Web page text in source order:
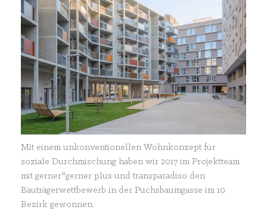
Mit einem unkonventionellen Wohnkonzept für
soziale Durchmischung haben wir 2017 im Projektteam
mit gerner°gerner plus und transparadiso den
Bauträgerwettbewerb in der Puchsbaumgasse im 10.
Bezirk gewonnen.